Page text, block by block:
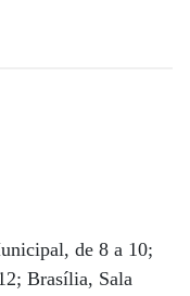
de 8 a 10;
Brasília, Sala